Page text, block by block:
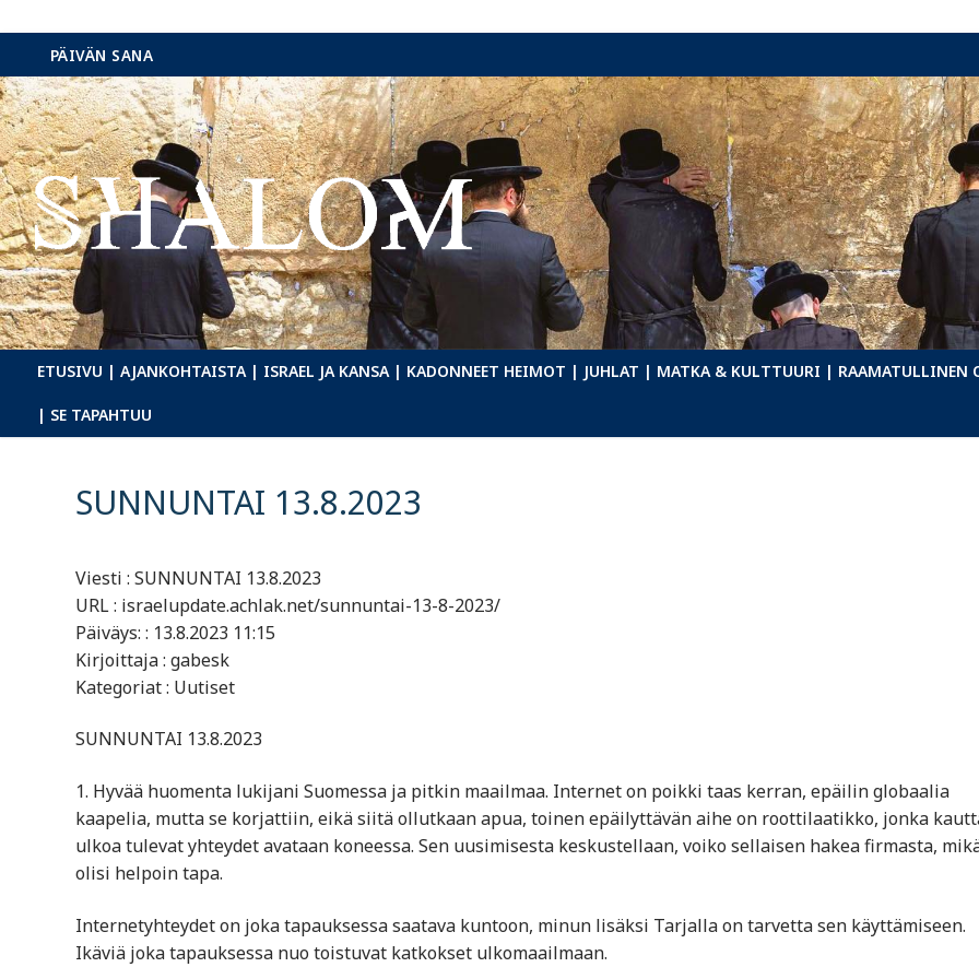
Hyppää
sisältöön
PÄIVÄN SANA
ETUSIVU | AJANKOHTAISTA | ISRAEL JA KANSA | KADONNEET HEIMOT | JUHLAT | MATKA & KULTTUURI | RAAMATULLINEN
| SE TAPAHTUU
SUNNUNTAI 13.8.2023
Viesti : SUNNUNTAI 13.8.2023
URL : israelupdate.achlak.net/sunnuntai-13-8-2023/
Päiväys: : 13.8.2023 11:15
Kirjoittaja : gabesk
Kategoriat : Uutiset
SUNNUNTAI 13.8.2023
1. Hyvää huomenta lukijani Suomessa ja pitkin maailmaa. Internet on poikki taas kerran, epäilin globaalia
kaapelia, mutta se korjattiin, eikä siitä ollutkaan apua, toinen epäilyttävän aihe on roottilaatikko, jonka
ulkoa tulevat yhteydet avataan koneessa. Sen uusimisesta keskustellaan, voiko sellaisen hakea firmasta,
olisi helpoin tapa.
Internetyhteydet on joka tapauksessa saatava kuntoon, minun lisäksi Tarjalla on tarvetta sen käyttämiseen.
Ikäviä joka tapauksessa nuo toistuvat katkokset ulkomaailmaan.